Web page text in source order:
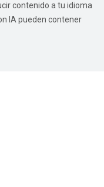
contenido a tu idioma
IA pueden contener